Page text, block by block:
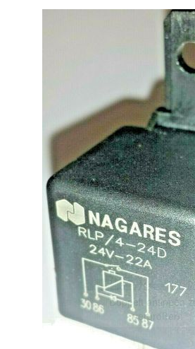
Doppelt antippen
vergrößern